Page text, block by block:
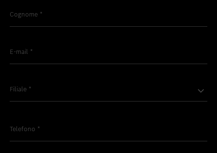
Cognome *
E-mail *
Filiale *
Telefono *